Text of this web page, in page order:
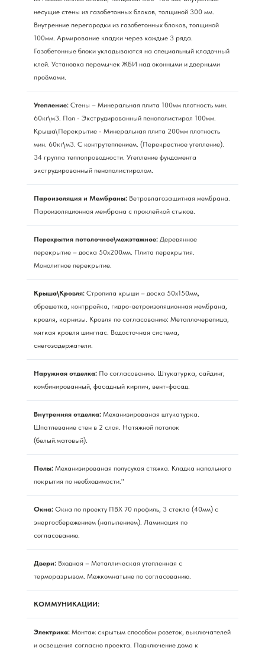
несущие стены из газобетонных блоков, толщиной 300 мм.
Внутренние перегородки из газобетонных блоков, толщиной
100мм. Армирование кладки через каждые 3 ряда.
Газобетонные блоки укладываются на специальный кладочный
клей. Установка перемычек ЖБИ над оконными и дверными
проёмами.
Утепление: Стены – Минеральная плита 100мм плотность мин.
60кг\м3. Пол - Экструдированный пенополистирол 100мм.
Крыша\Перекрытие - Минеральная плита 200мм плотность
мин. 60кг\м3. С контрутеплением. (Перекрестное утепление).
34 группа теплопроводности. Утепление фундамента
экструдированный пенополистиролом.
Пароизоляция и Мембраны: Ветровлагозащитная мембрана.
Пароизоляционная мембрана с проклейкой стыков.
Перекрытия потолочное\межэтажное: Деревянное
перекрытие – доска 50х200мм. Плита перекрытия.
Монолитное перекрытие.
Крыша\Кровля: Стропила крыши – доска 50х150мм,
обрешетка, контррейка, гидро-ветроизоляционная мембрана,
кровля, карнизы. Кровля по согласованию: Металлочерепица,
мягкая кровля шинглас. Водосточная система,
снегозадержатели.
Наружная отделка: По согласованию. Штукатурка, сайдинг,
комбинированный, фасадный кирпич, вент-фасад.
Внутренняя отделка: Механизированая штукатурка.
Шпатлевание стен в 2 слоя. Натяжной потолок
(белый.матовый).
Полы: Механизированая полусухая стяжка. Кладка напольного
покрытия по необходимости."
Окна: Окна по проекту ПВХ 70 профиль, 3 стекла (40мм) с
энергосбережением (напылением). Ламинация по
согласованию.
Двери: Входная – Металлическая утепленная с
терморазрывом. Межкомнатыне по согласованию.
КОММУНИКАЦИИ:
Электрика: Монтаж скрытым способом розеток, выключателей
и освещения согласно проекта. Подключение дома к